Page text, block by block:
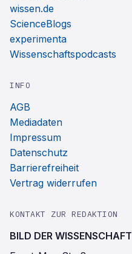
wissen.de
ScienceBlogs
experimenta
Wissenschaftspodcasts
INFO
AGB
Mediadaten
Impressum
Datenschutz
Barrierefreiheit
Vertrag widerrufen
KONTAKT ZUR REDAKTION
BILD DER WISSENSCHAFT